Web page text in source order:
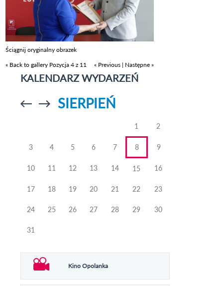
Ściągnij oryginalny obrazek
« Back to gallery Pozycja 4 z 11 « Previous | Następne »
KALENDARZ WYDARZEŃ
Przejdź doPrzejdź do
SIERPIEŃ
1 2
3 4 5 6 7 8 9
10 11 12 13 14 15 16
17 18 19 20 21 22 23
24 25 26 27 28 29 30
31
Kino Opolanka